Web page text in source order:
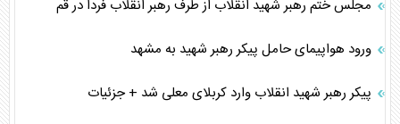
مجلس ختم رهبر شهید انقلاب از طرف رهبر انقلاب فردا در قم
ورود هواپیمای حامل پیکر رهبر شهید به مشهد
پیکر رهبر شهید انقلاب وارد کربلای معلی شد + جزئیات